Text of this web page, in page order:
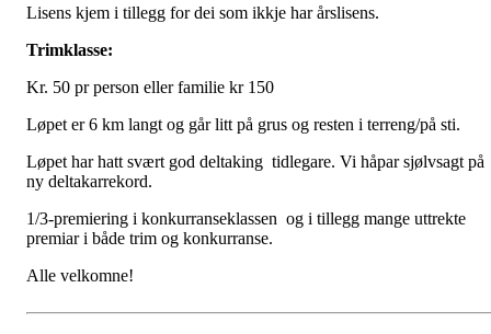
Lisens kjem i tillegg for dei som ikkje har årslisens.
Trimklasse:
Kr. 50 pr person eller familie kr 150
Løpet er 6 km langt og går litt på grus og resten i terreng/på sti.
Løpet har hatt svært god deltaking tidlegare. Vi håpar sjølvsagt på
ny deltakarrekord.
1/3-premiering i konkurranseklassen og i tillegg mange uttrekte
premiar i både trim og konkurranse.
Alle velkomne!